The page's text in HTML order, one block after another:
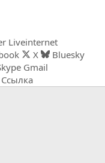
Liveinternet
X
Bluesky
Gmail
Ссылка